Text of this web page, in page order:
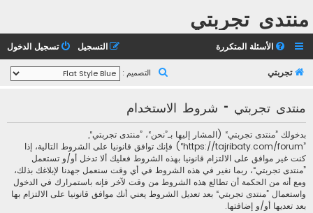
منتدى تجربتي
الأسئلة المتكررة تسجيل الدخول التسجيل
تجربتي التصميم :
ث
منتدى تجربتي - شروط الاستخدام
بدخولك ”منتدى تجربتي“ (المشار إليها بـ”نحن“، ”منتدى تجربتي“,
”https://tajribaty.com/forum“) فإنك توافق قانونيا على الشروط التالية، إذا
كنت غير موافق على الالتزام قانونيا بهذه الشروط فعليك ألا تدخل أو/و تستعمل
”منتدى تجربتي“، ربما نغير في هذه الشروط في أي وقت سنعمل جهدنا لإبلاغك بذلك،
ومع أنه من الحكمة أن تطالع هذه الشروط من وقت لآخر فإنه باستمرارك في الدخول
واستعمال ”منتدى تجربتي“ بعد تعديل الشروط يعني أنك موافق قانونيا على الالتزام بها
بعد تعديها أو/و إضافتها.